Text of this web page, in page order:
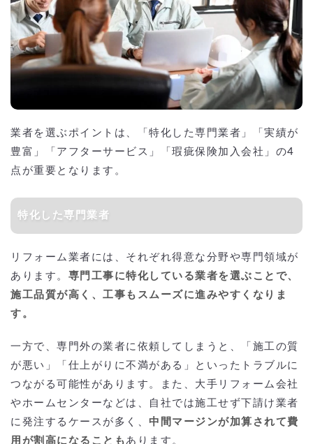
業者を選ぶポイントは、「特化した専門業者」「実績が
豊富」「アフターサービス」「瑕疵保険加入会社」の4
点が重要となります。
特化した専門業者
リフォーム業者には、それぞれ得意な分野や専門領域が
あります。 専門工事に特化している業者を選ぶことで、
施工品質が高く、工事もスムーズに進みやすくなりま
す。
一方で、専門外の業者に依頼してしまうと、「施工の質
が悪い」「仕上がりに不満がある」といったトラブルに
つながる可能性があります。また、大手リフォーム会社
やホームセンターなどは、自社では施工せず下請け業者
に発注するケースが多く、 中間マージンが加算されて費
用が割高になることも あります。